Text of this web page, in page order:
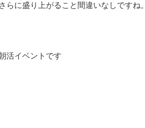
らに盛り上がること間違いなしですね。
活イベントです